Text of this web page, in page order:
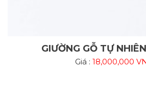
GIƯỜNG GỖ TỰ
Giá : 18,000,000